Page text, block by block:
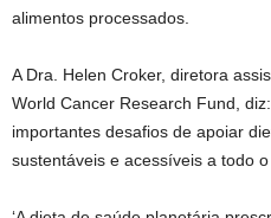
alimentos processados.
A Dra. Helen Croker, diretora
World Cancer Research Fund,
importantes desafios de apoiar
sustentáveis ​​e acessíveis a todo o